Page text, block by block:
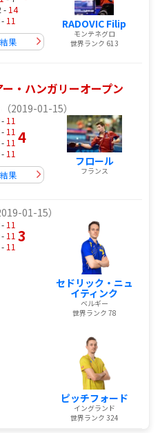
- 14
11
果
RADOVIC Filip
モンテネグロ
世界ランク 613
・ハンガリーオープン
（2019-01-15）
11
11
11
11
4
果
フロール
フランス
01-15）
11
11
11
3
セドリック・ニュ
イティンク
ベルギー
世界ランク 78
ピッチフォード
イングランド
世界ランク 324